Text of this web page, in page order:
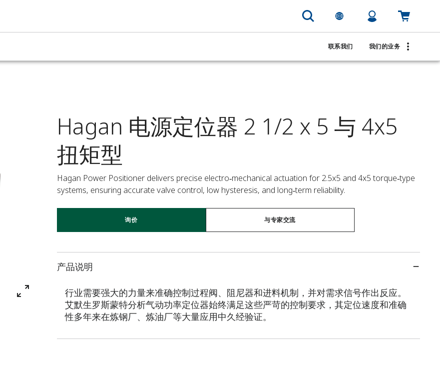
联系我们 我们的业务
Hagan 电源定位器 2 1/2 x 5 与 4x5
扭矩型
Hagan Power Positioner delivers precise electro‑mechanical actuation for 2.5x5 and 4x5 torque‑type
systems, ensuring accurate valve control, low hysteresis, and long‑term reliability.
询价 与专家交流
产品说明
行业需要强大的力量来准确控制过程阀、阻尼器和进料机制，并对需求信号作出反应。
艾默生罗斯蒙特分析气动功率定位器始终满足这些严苛的控制要求，其定位速度和准确
性多年来在炼钢厂、炼油厂等大量应用中久经验证。